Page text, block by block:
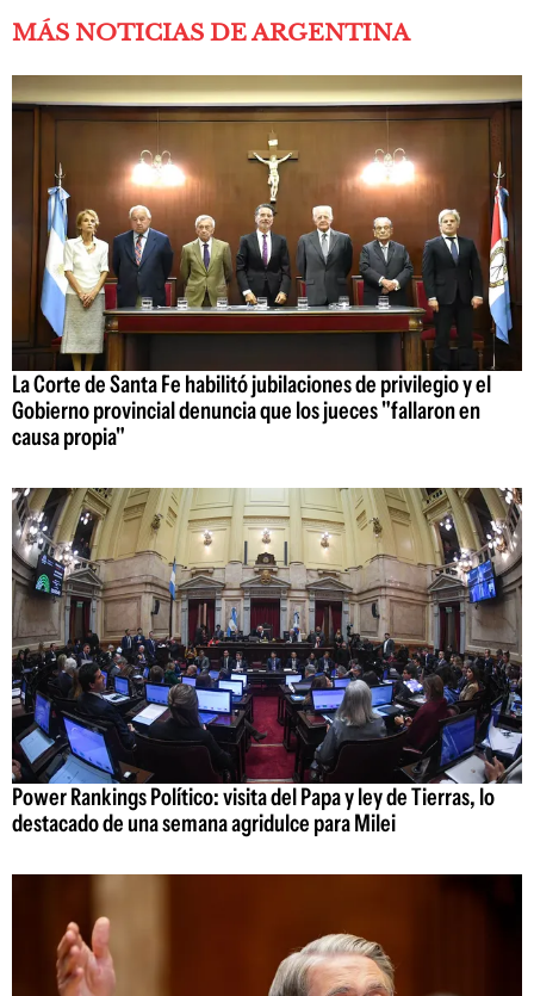
MÁS NOTICIAS DE ARGENTINA
La Corte de Santa Fe habilitó jubilaciones de privilegio y el
Gobierno provincial denuncia que los jueces "fallaron en
causa propia"
Power Rankings Político: visita del Papa y ley de Tierras, lo
destacado de una semana agridulce para Milei